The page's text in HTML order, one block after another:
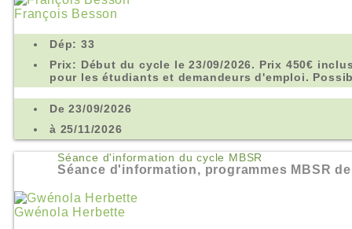
François Besson
Dép: 33
Prix: Début du cycle le 23/09/2026. Prix 450€
pour les étudiants et demandeurs d'emploi.
De 23/09/2026
à 25/11/2026
Séance d'information du cycle MBSR
Séance d'information, programmes MBSR
Gwénola Herbette